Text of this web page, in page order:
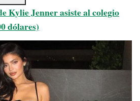
Kylie Jenner asiste al colegio
dólares)